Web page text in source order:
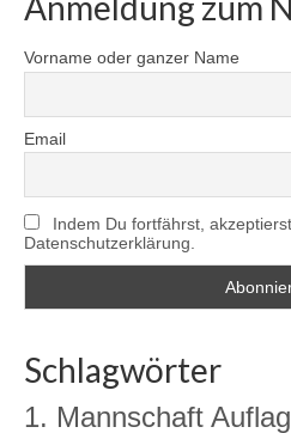
Vorname oder ganzer Name
Email
Indem Du fortfährst,
Datenschutzerklärung.
Schlagwörter
1. Mannschaft